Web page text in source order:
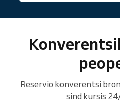
Reservio konverentsi
sind kursis